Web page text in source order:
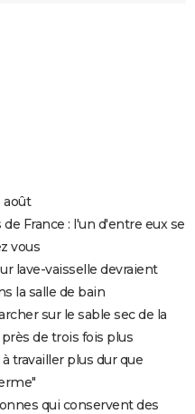
août
France : l'un d'entre eux se
vous
lave-vaisselle devraient
la salle de bain
sur le sable sec de la
de trois fois plus
travailler plus dur que
qui conservent des